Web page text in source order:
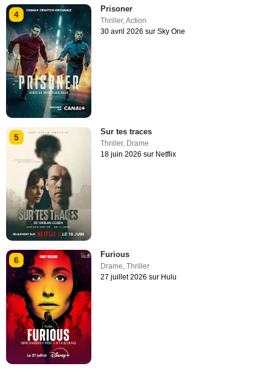
4
Prisoner
Thriller,Action
30 avril 2026 sur Sky One
5
Sur tes traces
Thriller, Drame
18 juin 2026 sur Netflix
6
Furious
Drame,Thriller
27 juillet 2026 sur Hulu